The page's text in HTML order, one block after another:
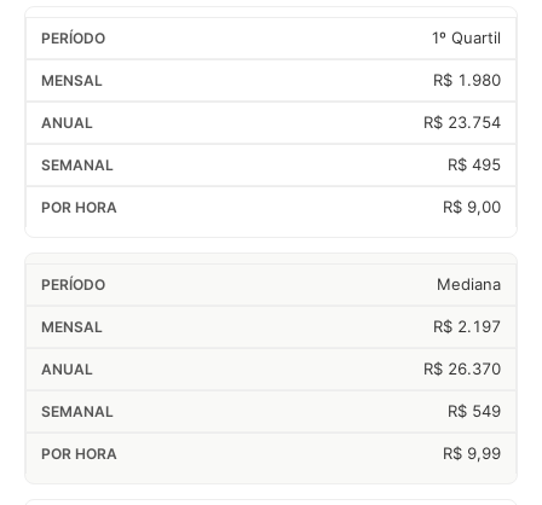
1º Quartil
R$ 1.980
R$ 23.754
R$ 495
R$ 9,00
Mediana
R$ 2.197
R$ 26.370
R$ 549
R$ 9,99